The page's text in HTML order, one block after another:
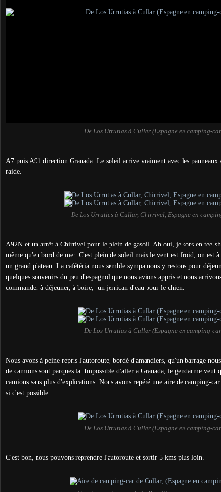
De Los Urrutias à Cullar (Espagne en camping-
A7 puis A91 direction Granada. Le soleil arrive vraiment avec les panneaux
raide.
De Los Urrutias à Cullar, Chirrivel, Espagne en
A92N et un arrêt à Chirrivel pour le plein de gasoil. Ah oui, je sors en tee-
même qu'en bord de mer. C'est plein de soleil mais le vent est froid, on est
un grand plateau. La cafétéria nous semble sympa nous y restons pour
quelques souvenirs du peu d'espagnol que nous avions appris et nous
commander à déjeuner, à boire, un jerrican d'eau pour le chien.
De Los Urrutias à Cullar (Espagne en camping-
Nous avons à peine repris l'autoroute, bordé d'amandiers, qu'un barrage
de camions sont parqués là. Impossible d'aller à Granada, le gendarme veut
camions sans plus d'explications. Nous avons repéré une aire de camping-
si c'est possible.
De Los Urrutias à Cullar (Espagne en camping-
C'est bon, nous pouvons reprendre l'autoroute et sortir 5 kms plus loin.